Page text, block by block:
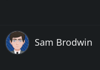
Sam Brodwin